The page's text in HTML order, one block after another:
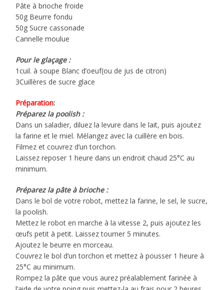
Pâte à brioche froide
50g Beurre fondu
50g Sucre cassonade
Cannelle moulue
Pour le glaçage :
1cuil. à soupe Blanc d’oeuf(ou de jus de citron)
3Cuillères de sucre glace
Préparation:
Préparez la poolish :
Dans un saladier, diluez la levure dans le lait, puis ajoutez
la farine et le miel. Mélangez avec la cuillère en bois.
Filmez et couvrez d’un torchon.
Laissez reposer 1 heure dans un endroit chaud 25°C au
minimum.
Préparez la pâte à brioche :
Dans le bol de votre robot, mettez la farine, le sel, le sucre,
la poolish.
Mettez le robot en marche à la vitesse 2, puis ajoutez les
œufs petit à petit. Laissez tourner 5 minutes.
Ajoutez le beurre en morceau.
Couvrez le bol d’un torchon et mettez à pousser 1 heure à
25°C au minimum.
Rompez la pâte que vous aurez préalablement farinée à